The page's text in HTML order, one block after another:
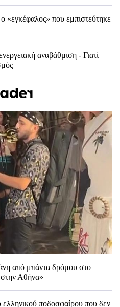
«εγκέφαλος» που εμπιστεύτηκε
αναβάθμιση - Γιατί
από μπάντα δρόμου στο
Αθήνα»
ελληνικού ποδοσφαίρου που δεν